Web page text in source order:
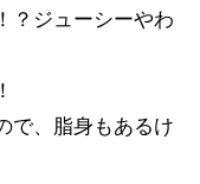
？ジューシーやわ
で、脂身もあるけ